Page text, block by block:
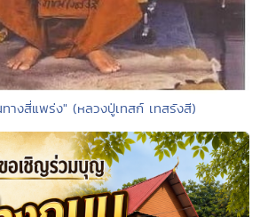
ทางสี่แพร่ง" (หลวงปู่เทสก์ เทสรังสี)